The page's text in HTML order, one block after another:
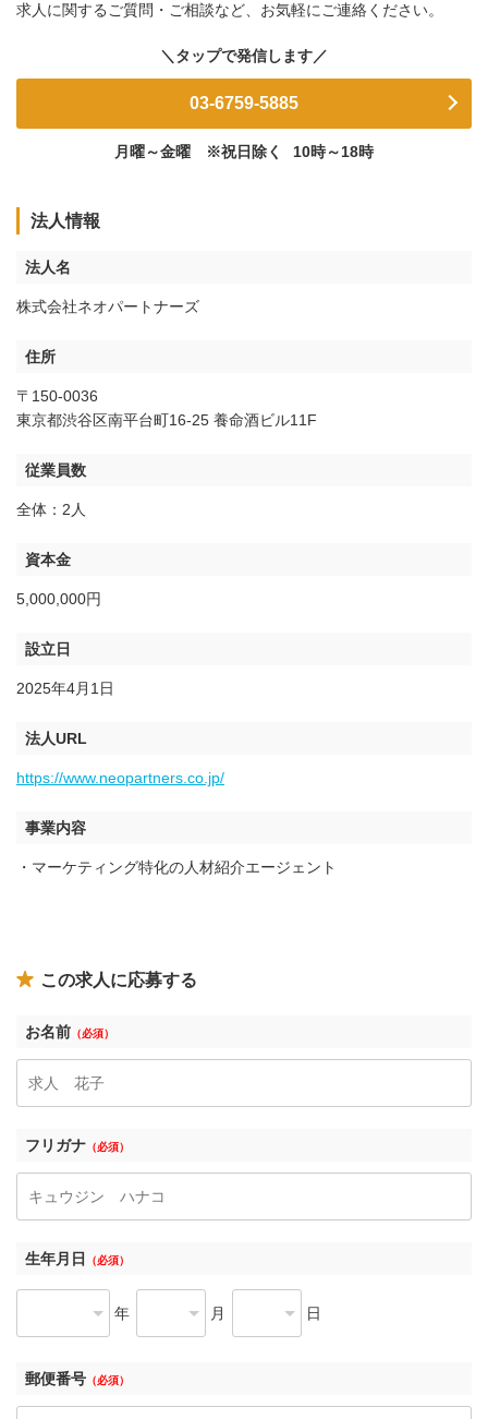
求人に関するご質問・ご相談など、お気軽にご連絡ください。
03-6759-5885
月曜～金曜 ※祝日除く 10時～18時
法人情報
法人名
株式会社ネオパートナーズ
住所
〒150-0036
東京都渋谷区南平台町16-25 養命酒ビル11F
従業員数
全体：2人
資本金
5,000,000円
設立日
2025年4月1日
法人URL
https://www.neopartners.co.jp/
事業内容
・マーケティング特化の人材紹介エージェント
この求人に応募する
お名前 （必須）
フリガナ （必須）
生年月日 （必須）
年 月 日
郵便番号 （必須）